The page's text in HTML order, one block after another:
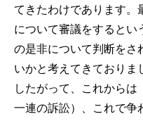
てきたわけであります。
について審議をするとい
の是非について判断をさ
いかと考えてきておりま
したがって、これから
一連の訴訟）、これで争